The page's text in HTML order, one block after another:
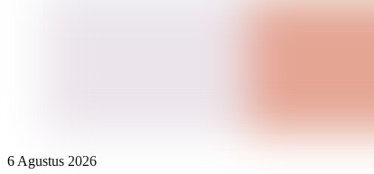
6 Agustus 2026